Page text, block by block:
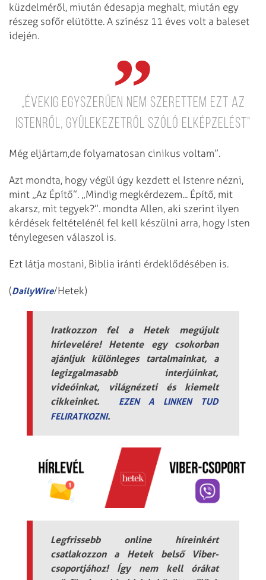
küzdelméről, miután édesapja meghalt, miután egy
részeg sofőr elütötte. A színész 11 éves volt a baleset
idején.
„Évekig egyszerűen nem szerettem ezt az
Istenről, gyülekezetről szóló elképzelést”
Még eljártam,de folyamatosan cinikus voltam”.
Azt mondta, hogy végül úgy kezdett el Istenre nézni,
mint „Az Építő”. „Mindig megkérdezem... Építő, mit
akarsz, mit tegyek?”. mondta Allen, aki szerint ilyen
kérdések feltételénél fel kell készülni arra, hogy Isten
ténylegesen válaszol is.
Ezt látja mostani, Biblia iránti érdeklődésében is.
(DailyWire/Hetek)
Iratkozzon fel a Hetek megújult
hírlevelére! Hetente egy csokorban
ajánljuk különleges tartalmainkat, a
legizgalmasabb interjúinkat,
videóinkat, világnézeti és kiemelt
cikkeinket.
EZEN A LINKEN TUD
FELIRATKOZNI.
Legfrissebb online híreinkért
csatlakozzon a Hetek belső Viber-
csoportjához! Így nem kell órákat